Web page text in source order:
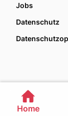
Jobs
Datenschutz
Home